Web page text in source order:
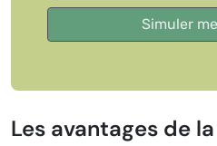
Les avantages de